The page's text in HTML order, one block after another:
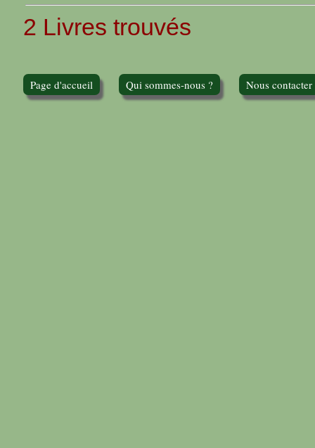
2 Livres trouvés
Page d'accueil Qui sommes-nous ? Nous contacter